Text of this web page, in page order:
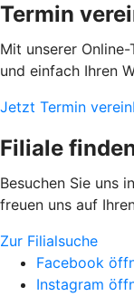
Termin
Mit unserer
und einfach Ihren
Jetzt Termin
Filiale
Besuchen Sie uns
freuen uns auf
Zur Filialsuche
Facebook
Instagram